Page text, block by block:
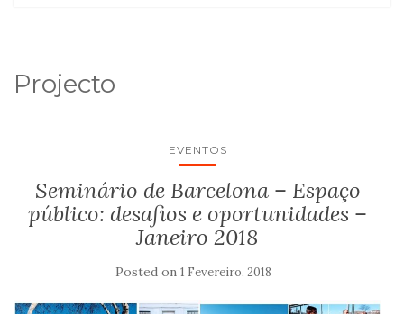
Projecto
EVENTOS
Seminário de Barcelona – Espaço
público: desafios e oportunidades –
Janeiro 2018
Posted on 1 Fevereiro, 2018